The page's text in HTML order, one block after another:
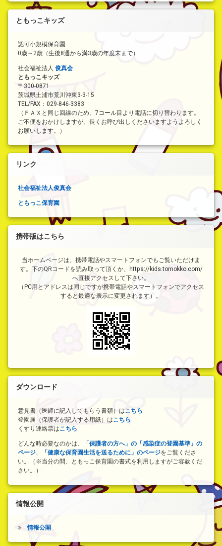
ともっこキッズ
認可小規模保育園
0歳～2歳（生後8週から満3歳の年度末まで）
社会福祉法人 俊真会
ともっこキッズ
〒300-0871
茨城県土浦市荒川沖東3-3-15
TEL/FAX：029-846-3383
（ＦＡＸと同じ回線のため、7コール目より電話に切り替わります。
ご不便をおかけしますが、長くお呼び出しくださいますようよろしく
お願いします。）
リンク
社会福祉法人俊真会
ともっこ保育園
携帯版はこちら
当ホームページは、携帯電話やスマートフォンでもご覧いただけま
す。下のQRコードを読み取って頂くか、https://kids.tomokko.com/
へ直接アクセスして下さい。
（PC用とアドレスは同じですが携帯電話やスマートフォンでアクセス
すると最適な表示に変更されます）。
ダウンロード
意見書（医師に記入してもらう書類）はこちら
登園届（保護者が記入する用紙）はこちら
くすり連絡票はこちら
どんな時必要なのかは、
「保護者の方へ」の「感染症の登園基準」の
ページ
「健康な保育園生活を送るために」のページをご覧くださ
い。（※当分の間、ともっこ保育園の書式を利用しますがご容赦くだ
さい。）
情報公開
情報公開